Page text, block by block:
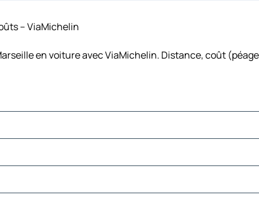
– ViaMichelin
en voiture avec ViaMichelin. Distance, coût